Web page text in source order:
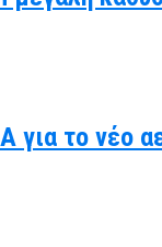
για το νέο